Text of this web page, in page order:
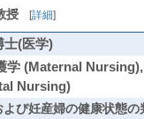
授 [詳細]
士(医学)
学 (Maternal
Nursing)
よび妊産婦の健康状態